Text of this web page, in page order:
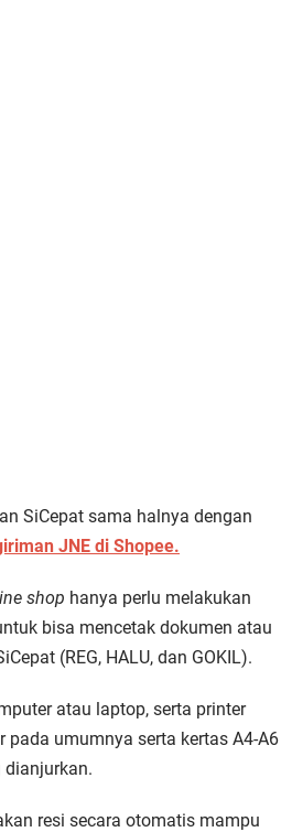
SiCepat sama halnya dengan
JNE di Shopee.
shop hanya perlu melakukan
bisa mencetak dokumen atau
(REG, HALU, dan GOKIL).
atau laptop, serta printer
pada umumnya serta kertas A4-A6
dianjurkan.
resi secara otomatis mampu